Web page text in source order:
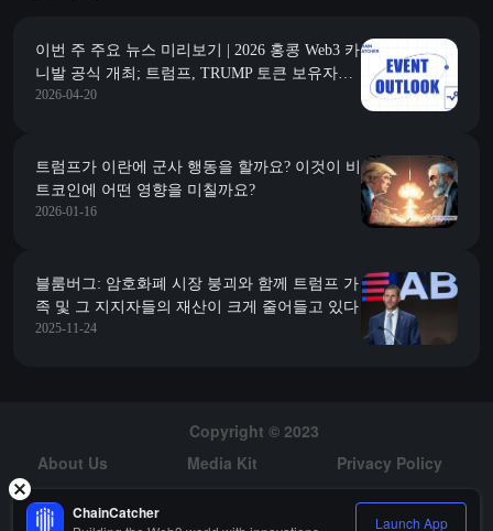
이번 주 주요 뉴스 미리보기 | 2026 홍콩 Web3 카
니발 공식 개최; 트럼프, TRUMP 토큰 보유자를
위한 오찬 개최
2026-04-20
트럼프가 이란에 군사 행동을 할까요? 이것이 비
트코인에 어떤 영향을 미칠까요?
2026-01-16
블룸버그: 암호화폐 시장 붕괴와 함께 트럼프 가
족 및 그 지지자들의 재산이 크게 줄어들고 있다
2025-11-24
Copyright © 2023
About Us
Media Kit
Privacy Policy
Risk Warning
Hiring
ChainCatcher Launch App